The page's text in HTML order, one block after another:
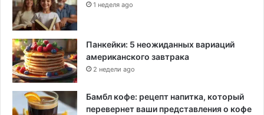
1 неделя ago
Панкейки: 5 неожиданных вариаций
американского завтрака
2 недели ago
Бамбл кофе: рецепт напитка, который
перевернет ваши представления о кофе